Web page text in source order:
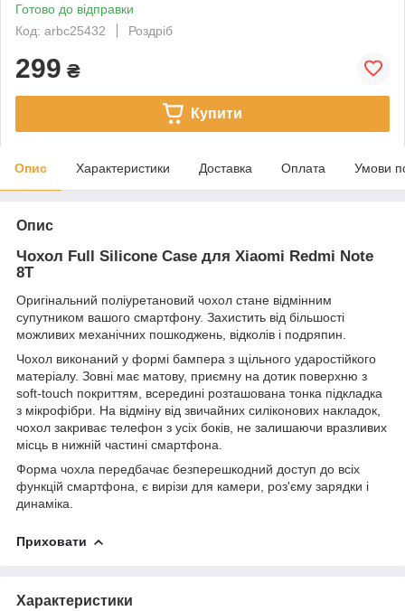
Готово до відправки
Код: arbc25432
Роздріб
299 ₴
Купити
Опис Характеристики Доставка Оплата Умови
Опис
Чохол Full Silicone Case для Xiaomi Redmi Note
8T
Оригінальний поліуретановий чохол стане відмінним
супутником вашого смартфону. Захистить від більшості
можливих механічних пошкоджень, відколів і подряпин.
Чохол виконаний у формі бампера з щільного ударостійкого
матеріалу. Зовні має матову, приємну на дотик поверхню з
soft-touch покриттям, всередині розташована тонка підкладка
з мікрофібри. На відміну від звичайних силіконових накладок,
чохол закриває телефон з усіх боків, не залишаючи вразливих
місць в нижній частині смартфона.
Форма чохла передбачає безперешкодний доступ до всіх
функцій смартфона, є вирізи для камери, роз'єму зарядки і
динаміка.
Приховати
Характеристики